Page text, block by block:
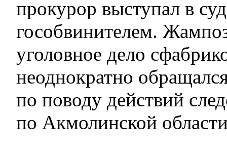
прокурор выступал в
гособвинителем.
уголовное дело
неоднократно
по поводу действий
по Акмолинской